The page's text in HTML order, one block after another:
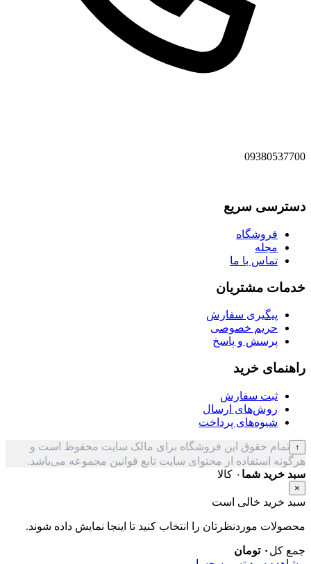
09380537700
دسترسی سریع
فروشگاه
مجله
تماس با ما
خدمات مشتریان
پیگیری سفارش
حریم خصوصی
پرسش و پاسخ
راهنمای خرید
ثبت سفارش
روش‌های ارسال
شیوه‌های پرداخت
↑ تمام حقوق این فروشگاه برای مالک سایت محفوظ است و
هرگونه استفاده از محتوای سایت تابع قوانین مجموعه می‌باشد.
سبد خرید شما ۰ کالا
×
سبد خرید خالی است
محصولات موردنظرتان را انتخاب کنید تا اینجا نمایش داده شوند.
جمع کل ۰ تومان